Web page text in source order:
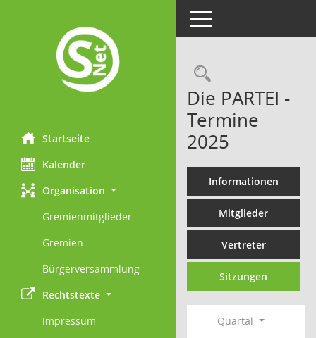
Startseite
Kalender
Organisation
Gremienmitglieder
Gremien
Bürgerversammlung
Rechtstexte
Impressum
Toggle navigation
Die PARTEI -
Termine
2025
Informationen
Mitglieder
Vertreter
Sitzungen
Quartal